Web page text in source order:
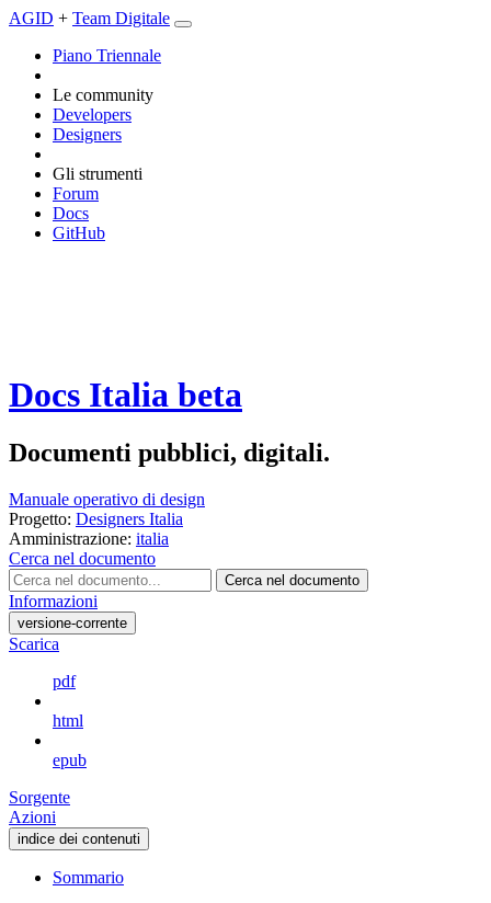
AGID + Team Digitale
Piano Triennale
Le community
Developers
Designers
Gli strumenti
Forum
Docs
GitHub
Docs Italia beta
Documenti pubblici, digitali.
Manuale operativo di design
Progetto: Designers Italia
Amministrazione: italia
Cerca nel documento
Cerca nel documento
Informazioni
versione-corrente
Scarica
pdf
html
epub
Sorgente
Azioni
indice dei contenuti
Sommario